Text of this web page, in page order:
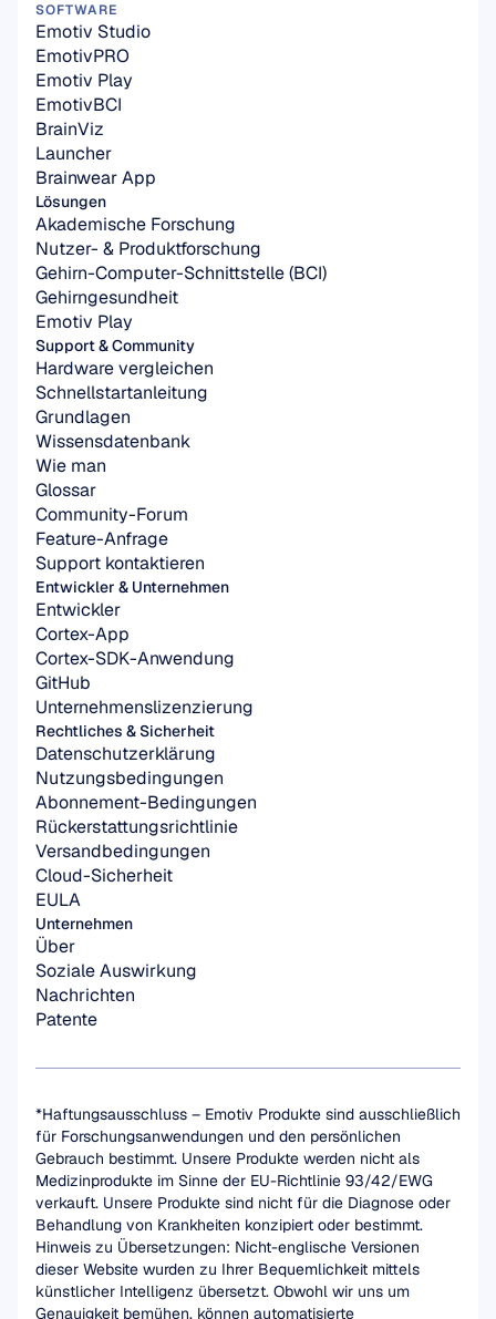
Lösungen
Akademische Forschung
Nutzer- & Produktforschung
Gehirn-Computer-Schnittstelle (BCI)
Gehirngesundheit
Emotiv Play
SOFTWARE
Emotiv Studio
EmotivPRO
Emotiv Play
EmotivBCI
BrainViz
Launcher
Brainwear App
Support & Community
Hardware vergleichen
Schnellstartanleitung
Grundlagen
Wissensdatenbank
Wie man
Glossar
Community-Forum
Feature-Anfrage
Support kontaktieren
Entwickler & Unternehmen
Entwickler
Cortex-App
Cortex-SDK-Anwendung
GitHub
Unternehmenslizenzierung
Unternehmen
Über
Soziale Auswirkung
Nachrichten
Patente
Rechtliches & Sicherheit
Datenschutzerklärung
Nutzungsbedingungen
Abonnement-Bedingungen
Rückerstattungsrichtlinie
Versandbedingungen
Cloud-Sicherheit
EULA
*Haftungsausschluss – Emotiv Produkte sind ausschließlich
für Forschungsanwendungen und den persönlichen
Gebrauch bestimmt. Unsere Produkte werden nicht als
Medizinprodukte im Sinne der EU-Richtlinie 93/42/EWG
verkauft. Unsere Produkte sind nicht für die Diagnose oder
Behandlung von Krankheiten konzipiert oder bestimmt.
Hinweis zu Übersetzungen: Nicht-englische Versionen
dieser Website wurden zu Ihrer Bequemlichkeit mittels
künstlicher Intelligenz übersetzt. Obwohl wir uns um
Genauigkeit bemühen, können automatisierte